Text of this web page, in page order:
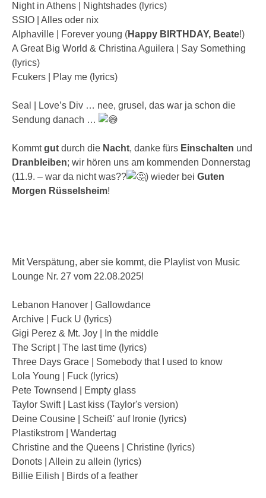
Night in Athens | Nightshades (lyrics)
SSIO | Alles oder nix
Alphaville | Forever young (Happy BIRTHDAY, Beate!)
A Great Big World & Christina Aguilera | Say Something
(lyrics)
Fcukers | Play me (lyrics)
Seal | Love’s Div … nee, grusel, das war ja schon die
Sendung danach …
Kommtgut durch die Nacht, danke fürs Einschalten und
Dranbleiben; wir hören uns am kommenden Donnerstag
(11.9. – war da nicht was??
) wieder bei Guten
Morgen Rüsselsheim!
Mit Verspätung, aber sie kommt, die Playlist von Music
Lounge Nr. 27 vom 22.08.2025!
Lebanon Hanover | Gallowdance
Archive | Fuck U (lyrics)
Gigi Perez & Mt. Joy | In the middle
The Script | The last time (lyrics)
Three Days Grace | Somebody that I used to know
Lola Young | Fuck (lyrics)
Pete Townsend | Empty glass
Taylor Swift | Last kiss (Taylor's version)
Deine Cousine | Scheiß' auf Ironie (lyrics)
Plastikstrom | Wandertag
Christine and the Queens | Christine (lyrics)
Donots | Allein zu allein (lyrics)
Billie Eilish | Birds of a feather